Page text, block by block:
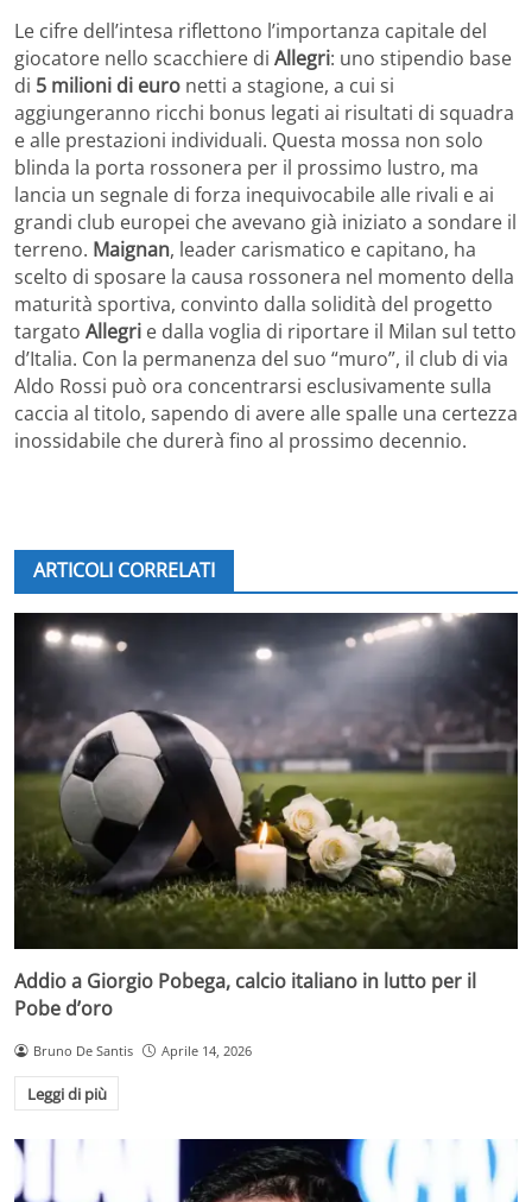
Le cifre dell’intesa riflettono l’importanza capitale del
giocatore nello scacchiere di Allegri: uno stipendio base
di 5 milioni di euro netti a stagione, a cui si
aggiungeranno ricchi bonus legati ai risultati di squadra
e alle prestazioni individuali. Questa mossa non solo
blinda la porta rossonera per il prossimo lustro, ma
lancia un segnale di forza inequivocabile alle rivali e ai
grandi club europei che avevano già iniziato a sondare il
terreno. Maignan, leader carismatico e capitano, ha
scelto di sposare la causa rossonera nel momento della
maturità sportiva, convinto dalla solidità del progetto
targato Allegri e dalla voglia di riportare il Milan sul tetto
d’Italia. Con la permanenza del suo “muro”, il club di via
Aldo Rossi può ora concentrarsi esclusivamente sulla
caccia al titolo, sapendo di avere alle spalle una certezza
inossidabile che durerà fino al prossimo decennio.
ARTICOLI CORRELATI
Addio a Giorgio Pobega, calcio italiano in lutto per il
Pobe d’oro
Bruno De Santis Aprile 14, 2026
Leggi di più